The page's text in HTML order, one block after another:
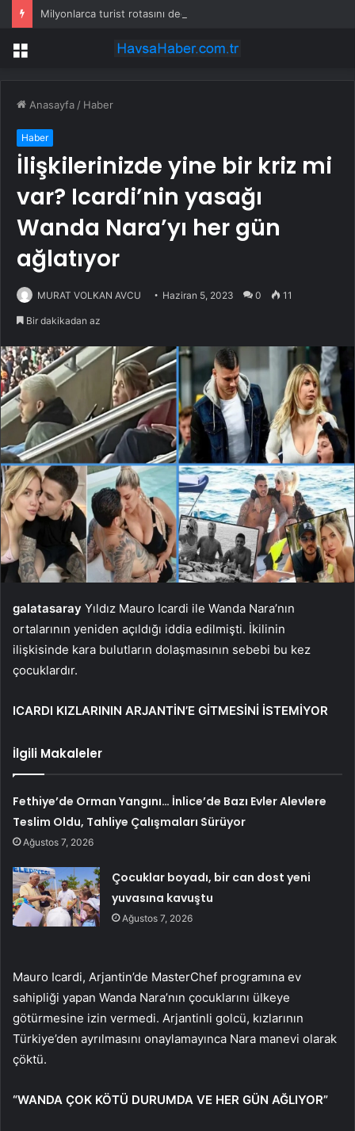
Menü
Anasayfa / Haber
Haber
İlişkilerinizde yine bir kriz mi
var? Icardi’nin yasağı
Wanda Nara’yı her gün
ağlatıyor
MURAT VOLKAN AVCU Haziran 5, 2023 0 11
Bir dakikadan az
galatasaray Yıldız Mauro Icardi ile Wanda Nara’nın
ortalarının yeniden açıldığı iddia edilmişti. İkilinin
ilişkisinde kara bulutların dolaşmasının sebebi bu kez
çocuklardır.
ICARDI KIZLARININ ARJANTİN’E GİTMESİNİ İSTEMİYOR
İlgili Makaleler
Fethiye’de Orman Yangını… İnlice’de Bazı Evler Alevlere
Teslim Oldu, Tahliye Çalışmaları Sürüyor
Ağustos 7, 2026
Çocuklar boyadı, bir can dost yeni
yuvasına kavuştu
Ağustos 7, 2026
Mauro Icardi, Arjantin’de MasterChef programına ev
sahipliği yapan Wanda Nara’nın çocuklarını ülkeye
götürmesine izin vermedi. Arjantinli golcü, kızlarının
Türkiye’den ayrılmasını onaylamayınca Nara manevi olarak
çöktü.
“WANDA ÇOK KÖTÜ DURUMDA VE HER GÜN AĞLIYOR”